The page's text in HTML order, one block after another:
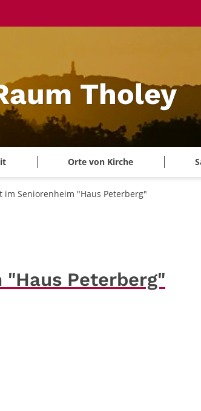
Tholey
Orte von Kirche
im Seniorenheim "Haus Peterberg"
Peterberg"